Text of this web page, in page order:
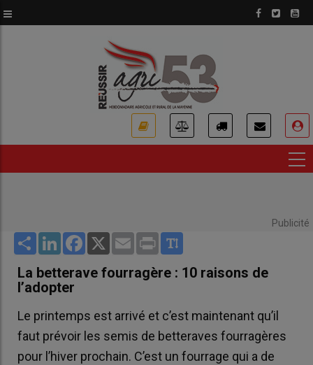
au
Publicité
Share LinkedInFacebook
X Email Print
La betterave fourragère : 10 raisons de
l’adopter
Le printemps est arrivé et c’est maintenant qu’il
faut prévoir les semis de betteraves fourragères
pour l’hiver prochain. C’est un fourrage qui a de